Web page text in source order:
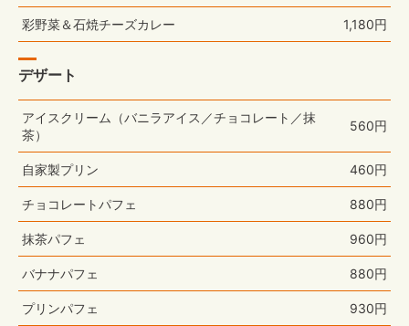
彩野菜＆石焼チーズカレー 1,180円
デザート
アイスクリーム（バニラアイス／チョコレート／抹
茶）
560円
自家製プリン 460円
チョコレートパフェ 880円
抹茶パフェ 960円
バナナパフェ 880円
プリンパフェ 930円